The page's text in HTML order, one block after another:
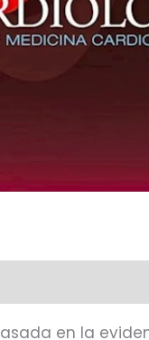
en la